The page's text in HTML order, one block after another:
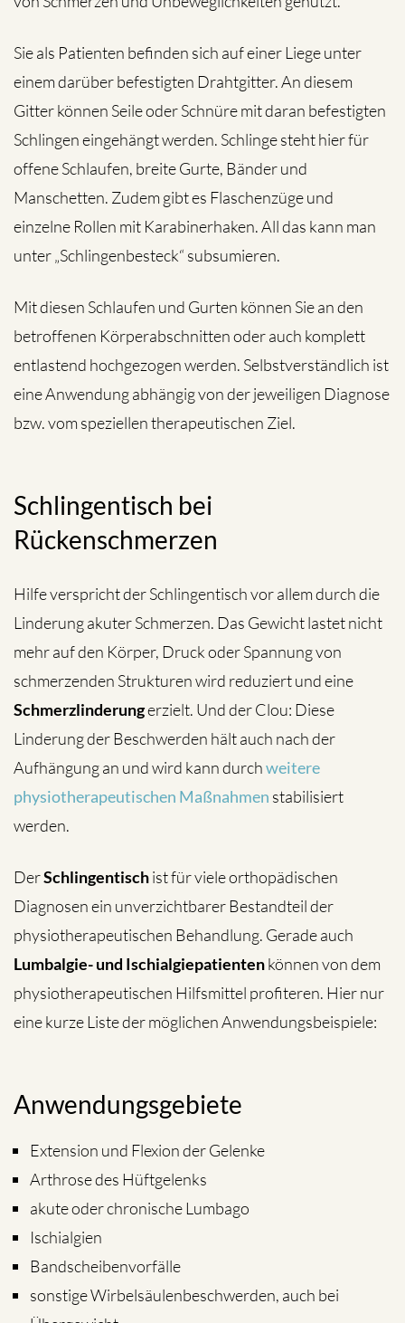
Sie als Patienten befinden sich auf einer Liege unter
einem darüber befestigten Drahtgitter. An diesem
Gitter können Seile oder Schnüre mit daran befestigten
Schlingen eingehängt werden. Schlinge steht hier für
offene Schlaufen, breite Gurte, Bänder und
Manschetten. Zudem gibt es Flaschenzüge und
einzelne Rollen mit Karabinerhaken. All das kann man
unter „Schlingenbesteck“ subsumieren.
Mit diesen Schlaufen und Gurten können Sie an den
betroffenen Körperabschnitten oder auch komplett
entlastend hochgezogen werden. Selbstverständlich ist
eine Anwendung abhängig von der jeweiligen Diagnose
bzw. vom speziellen therapeutischen Ziel.
Schlingentisch bei
Rückenschmerzen
Hilfe verspricht der Schlingentisch vor allem durch die
Linderung akuter Schmerzen. Das Gewicht lastet nicht
mehr auf den Körper, Druck oder Spannung von
schmerzenden Strukturen wird reduziert und eine
Schmerzlinderungerzielt. Und der Clou: Diese
Linderung der Beschwerden hält auch nach der
Aufhängung an und wird kann durchweitere
physiotherapeutischen Maßnahmen stabilisiert
werden.
DerSchlingentischist für viele orthopädischen
Diagnosen ein unverzichtbarer Bestandteil der
physiotherapeutischen Behandlung. Gerade auch
Lumbalgie- und Ischialgiepatientenkönnen von dem
physiotherapeutischen Hilfsmittel profiteren. Hier nur
eine kurze Liste der möglichen Anwendungsbeispiele:
Anwendungsgebiete
Extension und Flexion der Gelenke
Arthrose des Hüftgelenks
akute oder chronische Lumbago
Ischialgien
Bandscheibenvorfälle
sonstige Wirbelsäulenbeschwerden, auch bei